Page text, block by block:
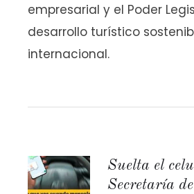
empresarial y el Poder
desarrollo turístico
internacional.
Suelta el
Secretaría